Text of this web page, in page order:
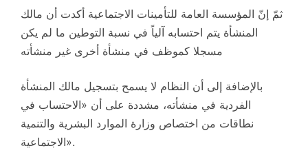
ثمّ إنّ المؤسسة العامة للتأمينات الاجتماعية أكدت أن مالك
المنشأة يتم احتسابه آلياً في نسبة التوطين ما لم يكن
مسجلا كموظف في منشأة أخرى غير منشأته
بالإضافة إلى أن النظام لا يسمح بتسجيل مالك المنشأة
الفردية في منشأته، مشددة على أن «الاحتساب في
نطاقات من اختصاص وزارة الموارد البشرية والتنمية
الاجتماعية».